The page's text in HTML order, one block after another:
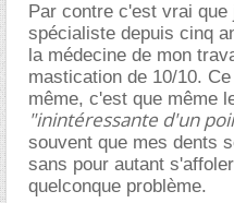
Par contre c'est vrai
spécialiste depuis cinq
la médecine de mon
mastication de 10/10.
même, c'est que même
"inintéressante d'un
souvent que mes dents
sans pour autant
quelconque problème.